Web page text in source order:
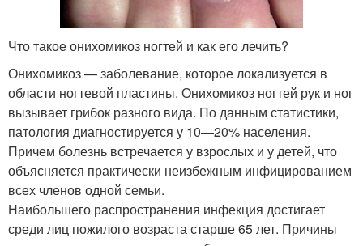
Что такое онихомикоз ногтей и как его лечить?
Онихомикоз — заболевание, которое локализуется в
области ногтевой пластины. Онихомикоз ногтей рук и ног
вызывает грибок разного вида. По данным статистики,
патология диагностируется у 10—20% населения.
Причем болезнь встречается у взрослых и у детей, что
объясняется практически неизбежным инфицированием
всех членов одной семьи.
Наибольшего распространения инфекция достигает
среди лиц пожилого возраста старше 65 лет. Причины